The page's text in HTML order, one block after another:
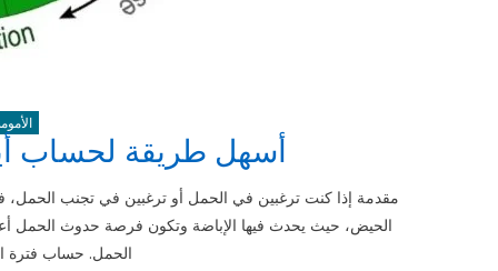
أسهل طريقة لحساب
مقدمة إذا كنت ترغبين في الحمل أو ترغبين في تجنب الحمل،
الحيض، حيث يحدث فيها الإباضة وتكون فرصة حدوث الحمل
الحمل. حساب فترة